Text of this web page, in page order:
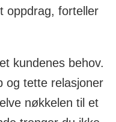
oppdrag, forteller
kundenes behov.
og tette relasjoner
nøkkelen til et